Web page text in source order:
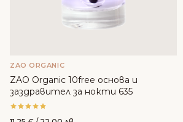
ZAO ORGANIC
ZAO Organic 10free основа и
заздравител за нокти 635